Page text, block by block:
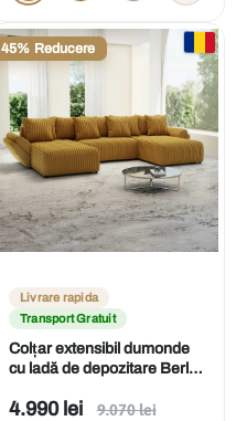
45% Reducere
Livrare rapida
Transport Gratuit
Colțar extensibil dumonde
cu ladă de depozitare Berlin
400x185 cm
Preț
4.990 lei
Preț
9.070 lei